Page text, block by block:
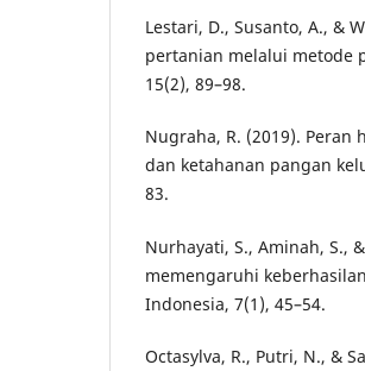
Lestari, D., Susanto, A., &
pertanian melalui metode
15(2), 89–98.
Nugraha, R. (2019).
dan ketahanan pangan
83.
Nurhayati, S., Aminah, S.,
memengaruhi
Indonesia, 7(1), 45–54.
Octasylva, R., Putri, N., &